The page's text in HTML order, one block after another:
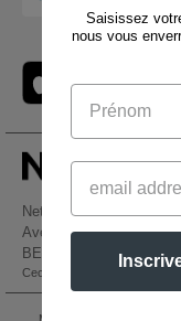
Netenders Belgium SRL
Avenue Hermann-
BE61 3632 1629 8017
Ceci n'est PAS l'adresse de
Saisissez
nous vous